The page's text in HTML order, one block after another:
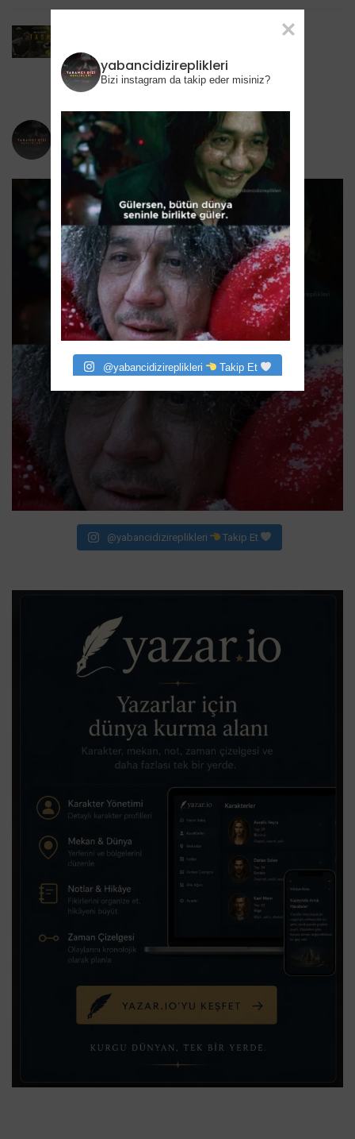
Task 2. Sezona Yenilendi: Mark Ruffalo
HBO’nun Suç Dramanına Geri Dönüyor
6 Ağustos 2026
yabancidizireplikleri
Bizi instagram da takip eder misiniz?
@yabancidizireplikleri Takip Et
yabancidizireplikleri
Bizi instagram da takip eder misiniz?
@yabancidizireplikleri Takip Et